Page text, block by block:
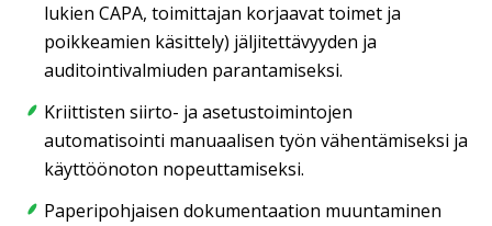
lukien CAPA, toimittajan korjaavat toimet ja
poikkeamien käsittely) jäljitettävyyden ja
auditointivalmiuden parantamiseksi.
Kriittisten siirto- ja asetustoimintojen
automatisointi manuaalisen työn vähentämiseksi ja
käyttöönoton nopeuttamiseksi.
Paperipohjaisen dokumentaation muuntaminen